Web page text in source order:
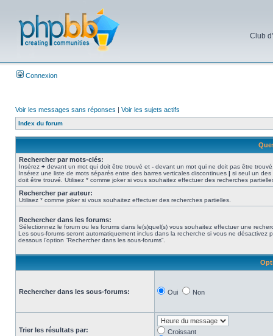
Club
Connexion
Voir les messages sans réponses | Voir les sujets actifs
Index du forum
Rechercher par mots-clés:
Insérez + devant un mot qui doit être trouvé et - devant un mot qui ne doit pas être
Insérez une liste de mots séparés entre des barres verticales discontinues | si seul un des
doit être trouvé. Utilisez * comme joker si vous souhaitez effectuer des recherches
Rechercher par auteur:
Utilisez * comme joker si vous souhaitez effectuer des recherches partielles.
Rechercher dans les forums:
Sélectionnez le forum ou les forums dans le(s)quel(s) vous souhaitez effectuer une
Les sous-forums seront automatiquement inclus dans la recherche si vous ne désactivez
dessous l’option “Rechercher dans les sous-forums”.
Rechercher dans les sous-forums: Oui Non
Trier les résultats par:
Croissant